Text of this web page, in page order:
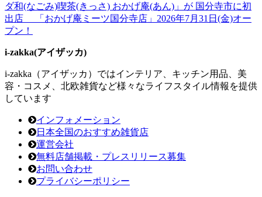
ダ和(なごみ)喫茶(きっさ) おかげ庵(あん)」が 国分寺市に初
出店 「おかげ庵ミーツ国分寺店」2026年7月31日(金)オー
プン！
i-zakka(アイザッカ)
i-zakka（アイザッカ）ではインテリア、キッチン用品、美
容・コスメ、北欧雑貨など様々なライフスタイル情報を提供
しています
インフォメーション
日本全国のおすすめ雑貨店
運営会社
無料店舗掲載・プレスリリース募集
お問い合わせ
プライバシーポリシー